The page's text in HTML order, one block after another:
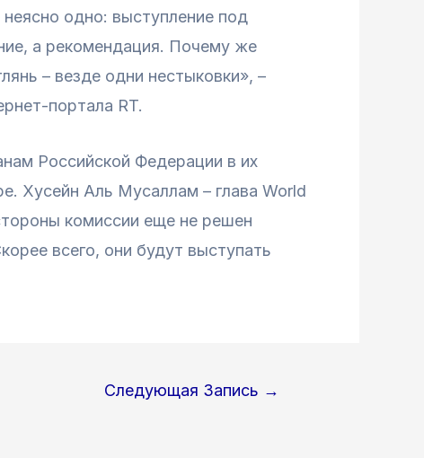
одно: выступление под
а рекомендация. Почему же
– везде одни нестыковки», –
портала RT.
Российской Федерации в их
Хусейн Аль Мусаллам – глава World
комиссии еще не решен
всего, они будут выступать
Следующая Запись →